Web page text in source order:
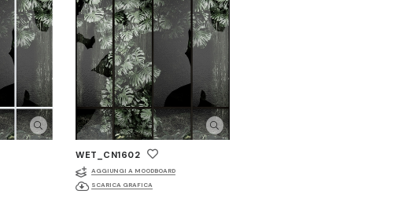
WET_CN1602
AGGIUNGI A MOODBOARD
SCARICA GRAFICA